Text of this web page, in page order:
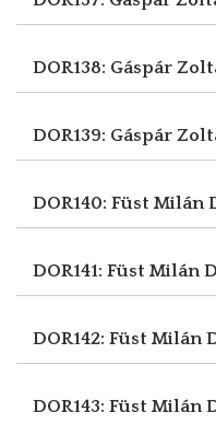
DOR138: Gáspár
DOR139: Gáspár
DOR140: Füst Milán
DOR141: Füst Milán
DOR142: Füst Milán
DOR143: Füst Milán